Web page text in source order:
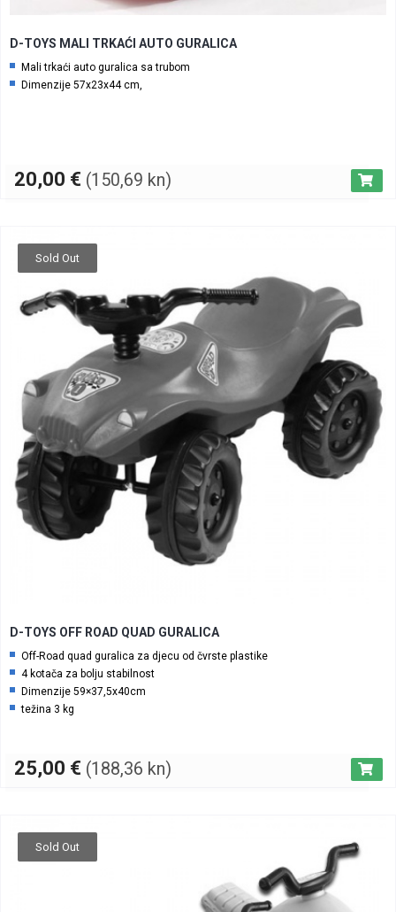
D-TOYS MALI TRKAĆI AUTO GURALICA
Mali trkaći auto guralica sa trubom
Dimenzije 57x23x44 cm,
20,00 € (150,69 kn)
D-TOYS OFF ROAD QUAD GURALICA
Off-Road quad guralica za djecu od čvrste plastike
4 kotača za bolju stabilnost
Dimenzije 59×37,5x40cm
težina 3 kg
25,00 € (188,36 kn)
Sold Out
Sold Out